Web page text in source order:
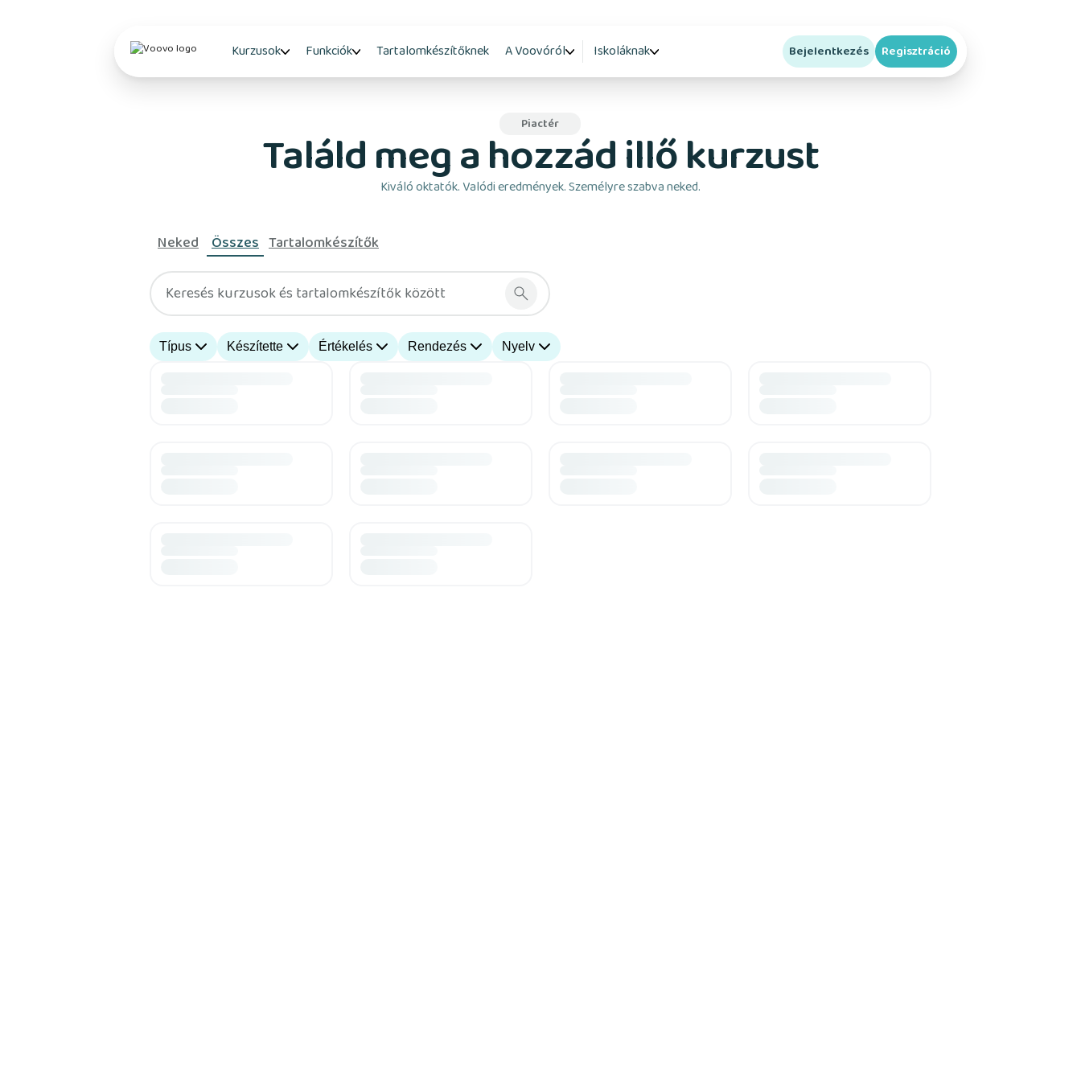
Kurzusok Funkciók Tartalomkészítőknek A Voovóról Iskoláknak Bejelentkezés Regisztráció
Piactér
Találd meg a hozzád illő kurzust
Kiváló oktatók. Valódi eredmények. Személyre szabva neked.
Neked Összes Tartalomkészítők
Keresés kurzusok és tartalomkészítők között
Típus Készítette Értékelés Rendezés Nyelv